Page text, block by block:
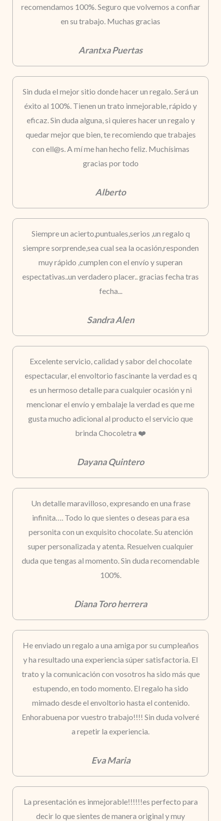
recomendamos 100%. Seguro que volvemos a confiar
en su trabajo. Muchas gracias
Arantxa Puertas
Sin duda el mejor sitio donde hacer un regalo. Será un
éxito al 100%. Tienen un trato inmejorable, rápido y
eficaz. Sin duda alguna, si quieres hacer un regalo y
quedar mejor que bien, te recomiendo que trabajes
con ell@s. A mí me han hecho feliz. Muchísimas
gracias por todo
Alberto
Siempre un acierto,puntuales,serios ,un regalo q
siempre sorprende,sea cual sea la ocasión,responden
muy rápido ,cumplen con el envío y superan
espectativas..un verdadero placer.. gracias fecha tras
fecha...
Sandra Alen
Excelente servicio, calidad y sabor del chocolate
espectacular, el envoltorio fascinante la verdad es q
es un hermoso detalle para cualquier ocasión y ni
mencionar el envío y embalaje la verdad es que me
gusta mucho adicional al producto el servicio que
brinda Chocoletra ❤️
Dayana Quintero
Un detalle maravilloso, expresando en una frase
infinita…. Todo lo que sientes o deseas para esa
personita con un exquisito chocolate. Su atención
super personalizada y atenta. Resuelven cualquier
duda que tengas al momento. Sin duda recomendable
100%.
Diana Toro herrera
He enviado un regalo a una amiga por su cumpleaños
y ha resultado una experiencia súper satisfactoria. El
trato y la comunicación con vosotros ha sido más que
estupendo, en todo momento. El regalo ha sido
mimado desde el envoltorio hasta el contenido.
Enhorabuena por vuestro trabajo!!!! Sin duda volveré
a repetir la experiencia.
Eva Maria
La presentación es inmejorable!!!!!!es perfecto para
decir lo que sientes de manera original y muy